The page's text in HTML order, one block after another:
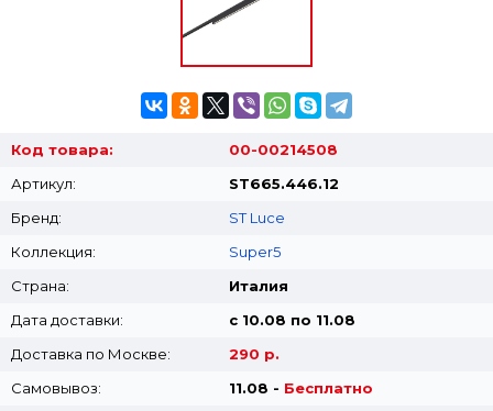
Код товара:
00-00214508
Артикул:
ST665.446.12
Бренд:
ST Luce
Коллекция:
Super5
Страна:
Италия
Дата доставки:
с 10.08 по 11.08
Доставка по Москве:
290 р.
Самовывоз:
11.08 - Бесплатно